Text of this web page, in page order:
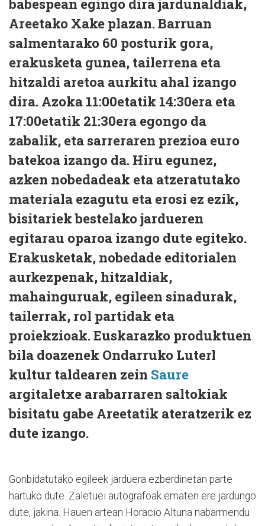
babespean egingo dira jardunaldiak,
Areetako Xake plazan. Barruan
salmentarako 60 posturik gora,
erakusketa gunea, tailerrena eta
hitzaldi aretoa aurkitu ahal izango
dira. Azoka 11:00etatik 14:30era eta
17:00etatik 21:30era egongo da
zabalik, eta sarreraren prezioa euro
batekoa izango da. Hiru egunez,
azken nobedadeak eta atzeratutako
materiala ezagutu eta erosi ez ezik,
bisitariek bestelako jardueren
egitarau oparoa izango dute egiteko.
Erakusketak, nobedade editorialen
aurkezpenak, hitzaldiak,
mahainguruak, egileen sinadurak,
tailerrak, rol partidak eta
proiekzioak. Euskarazko produktuen
bila doazenek Ondarruko Luterl
kultur taldearen zein Saure
argitaletxe arabarraren saltokiak
bisitatu gabe Areetatik ateratzerik ez
dute izango.
Gonbidatutako egileek jarduera ezberdinetan parte
hartuko dute. Zaletuei autografoak ematen ere jardungo
dute, jakina. Hauen artean Horacio Altuna nabarmendu